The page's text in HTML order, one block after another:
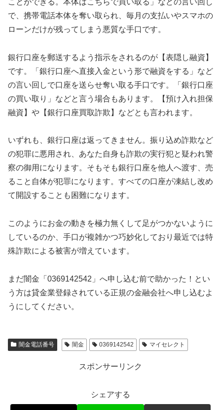
で、携帯電話本体を奪い取られ、毎月の支払いやスマホの
ローンだけが残ってしまう悪質な手口です。
銀行口座を郵送するよう指示をされるのが【表隠し融資】
です。「銀行口座へ直接入金という形で融資をする」など
の言い回しで口座を送らせ奪い取る手口です。「銀行口座
の買い取り」などと言う場合もあります。【預け入れ担保
融資】や【銀行口座買取詐欺】などとも言われます。
いずれも、銀行口座は返ってきません。振り込め詐欺など
の犯罪に悪用され、あなた自身も詐欺の実行犯と疑われ警
察の御用になります。そもそも銀行口座を他人へ渡す、売
ること自体が犯罪になります。すべての口座が凍結し改め
て開設することも困難になります。
このようにお金の動きを極力無くして足がつかないように
しているのか、手口が複雑かつ巧妙化しており最近では特
殊詐欺による被害が増えています。
まだ闇金「0369142542」へ申し込む前で助かった！とい
う方は貸金業登録されている正規の金融会社へ申し込むよ
うにしてください。
闇金電話番号 闇金 0369142542 マイセレクト
スポンサーリンク
シェアする